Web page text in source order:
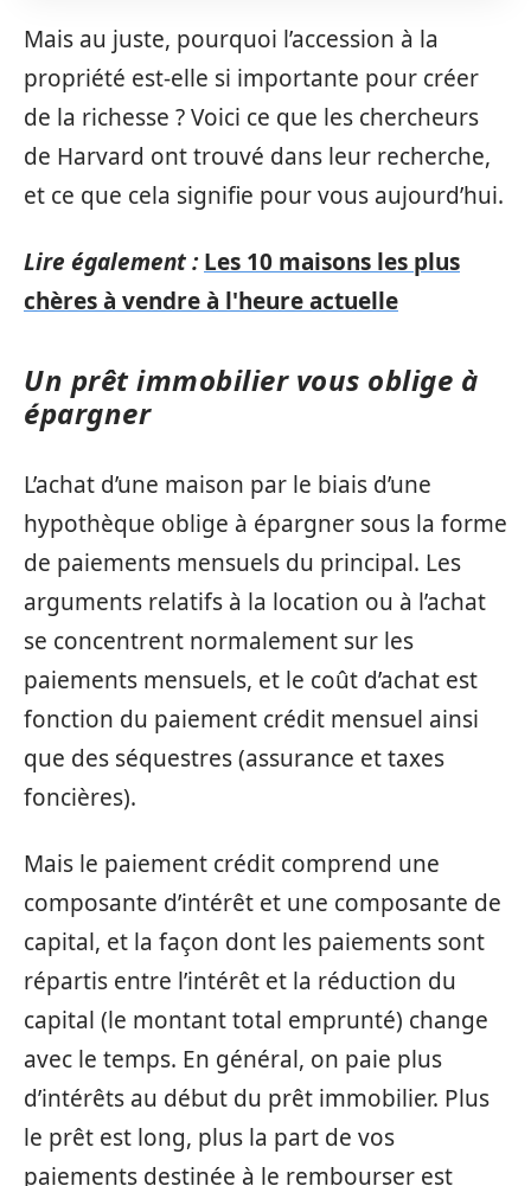
Mais au juste, pourquoi l’accession à la
propriété est-elle si importante pour créer
de la richesse ? Voici ce que les chercheurs
de Harvard ont trouvé dans leur recherche,
et ce que cela signifie pour vous aujourd’hui.
Lire également : Les 10 maisons les plus
chères à vendre à l'heure actuelle
Un prêt immobilier vous oblige à
épargner
L’achat d’une maison par le biais d’une
hypothèque oblige à épargner sous la forme
de paiements mensuels du principal. Les
arguments relatifs à la location ou à l’achat
se concentrent normalement sur les
paiements mensuels, et le coût d’achat est
fonction du paiement crédit mensuel ainsi
que des séquestres (assurance et taxes
foncières).
Mais le paiement crédit comprend une
composante d’intérêt et une composante de
capital, et la façon dont les paiements sont
répartis entre l’intérêt et la réduction du
capital (le montant total emprunté) change
avec le temps. En général, on paie plus
d’intérêts au début du prêt immobilier. Plus
le prêt est long, plus la part de vos
paiements destinée à le rembourser est